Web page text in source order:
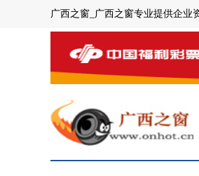
广西之窗_广西之窗专业提供企业